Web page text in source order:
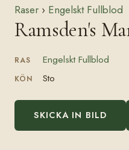
Raser › Engelskt Fullblod
Ramsden's
RAS Engelskt Fullblod
KÖN Sto
SKICKA IN BILD